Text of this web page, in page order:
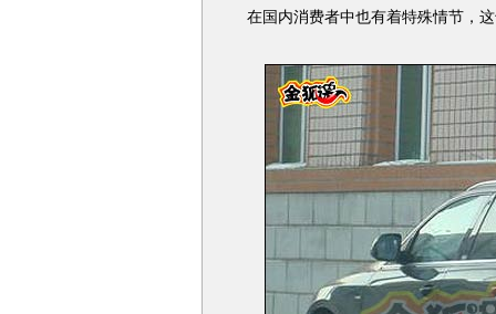
在国内消费者中也有着特殊情节，